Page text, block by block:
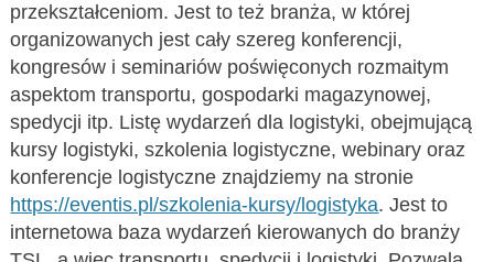
przekształceniom. Jest to też branża, w której
organizowanych jest cały szereg konferencji,
kongresów i seminariów poświęconych rozmaitym
aspektom transportu, gospodarki magazynowej,
spedycji itp. Listę wydarzeń dla logistyki, obejmującą
kursy logistyki, szkolenia logistyczne, webinary oraz
konferencje logistyczne znajdziemy na stronie
https://eventis.pl/szkolenia-kursy/logistyka. Jest to
internetowa baza wydarzeń kierowanych do branży